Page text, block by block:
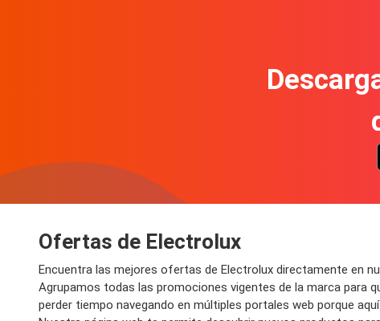
Ofertas de Electrolux
Encuentra las mejores ofertas de Electrolux directamente en
Agrupamos todas las promociones vigentes de la marca para
perder tiempo navegando en múltiples portales web porque